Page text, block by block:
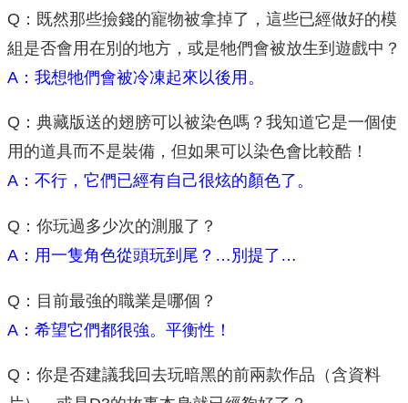
Q：既然那些撿錢的寵物被拿掉了，這些已經做好的模
組是否會用在別的地方，或是牠們會被放生到遊戲中？
A：我想牠們會被冷凍起來以後用。
Q：典藏版送的翅膀可以被染色嗎？我知道它是一個使
用的道具而不是裝備，但如果可以染色會比較酷！
A：不行，它們已經有自己很炫的顏色了。
Q：你玩過多少次的測服了？
A：用一隻角色從頭玩到尾？…別提了…
Q：目前最強的職業是哪個？
A：希望它們都很強。平衡性！
Q：你是否建議我回去玩暗黑的前兩款作品（含資料